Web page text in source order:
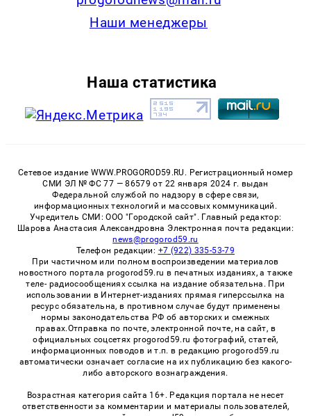
Наши менеджеры
Наша статистика
Сетевое издание WWW.PROGOROD59.RU. Регистрационный номер
СМИ ЭЛ № ФС 77 — 86579 от 22 января 2024 г. выдан
Федеральной службой по надзору в сфере связи,
информационных технологий и массовых коммуникаций.
Учредитель СМИ: ООО "Городской сайт". Главный редактор:
Шарова Анастасия Александровна Электронная почта редакции:
news@progorod59.ru
Телефон редакции: +7 (922) 335-53-79
При частичном или полном воспроизведении материалов
новостного портала progorod59.ru в печатных изданиях, а также
теле- радиосообщениях ссылка на издание обязательна. При
использовании в Интернет-изданиях прямая гиперссылка на
ресурс обязательна, в противном случае будут применены
нормы законодательства РФ об авторских и смежных
правах.Отправка по почте, электронной почте, на сайт, в
официальных соцсетях progorod59.ru фотографий, статей,
информационных поводов и т.п. в редакцию progorod59.ru
автоматически означает согласие на их публикацию без какого-
либо авторского вознаграждения.
Возрастная категория сайта 16+. Редакция портала не несет
ответственности за комментарии и материалы пользователей,